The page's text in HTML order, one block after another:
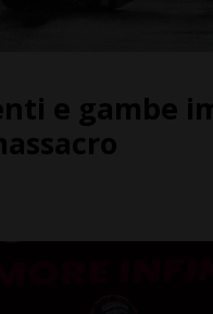
e gambe